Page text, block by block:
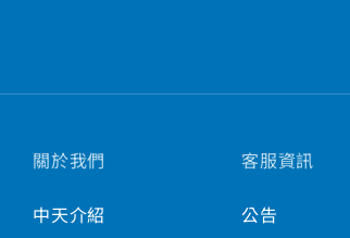
關於我們
中天介紹
客服資訊
公告